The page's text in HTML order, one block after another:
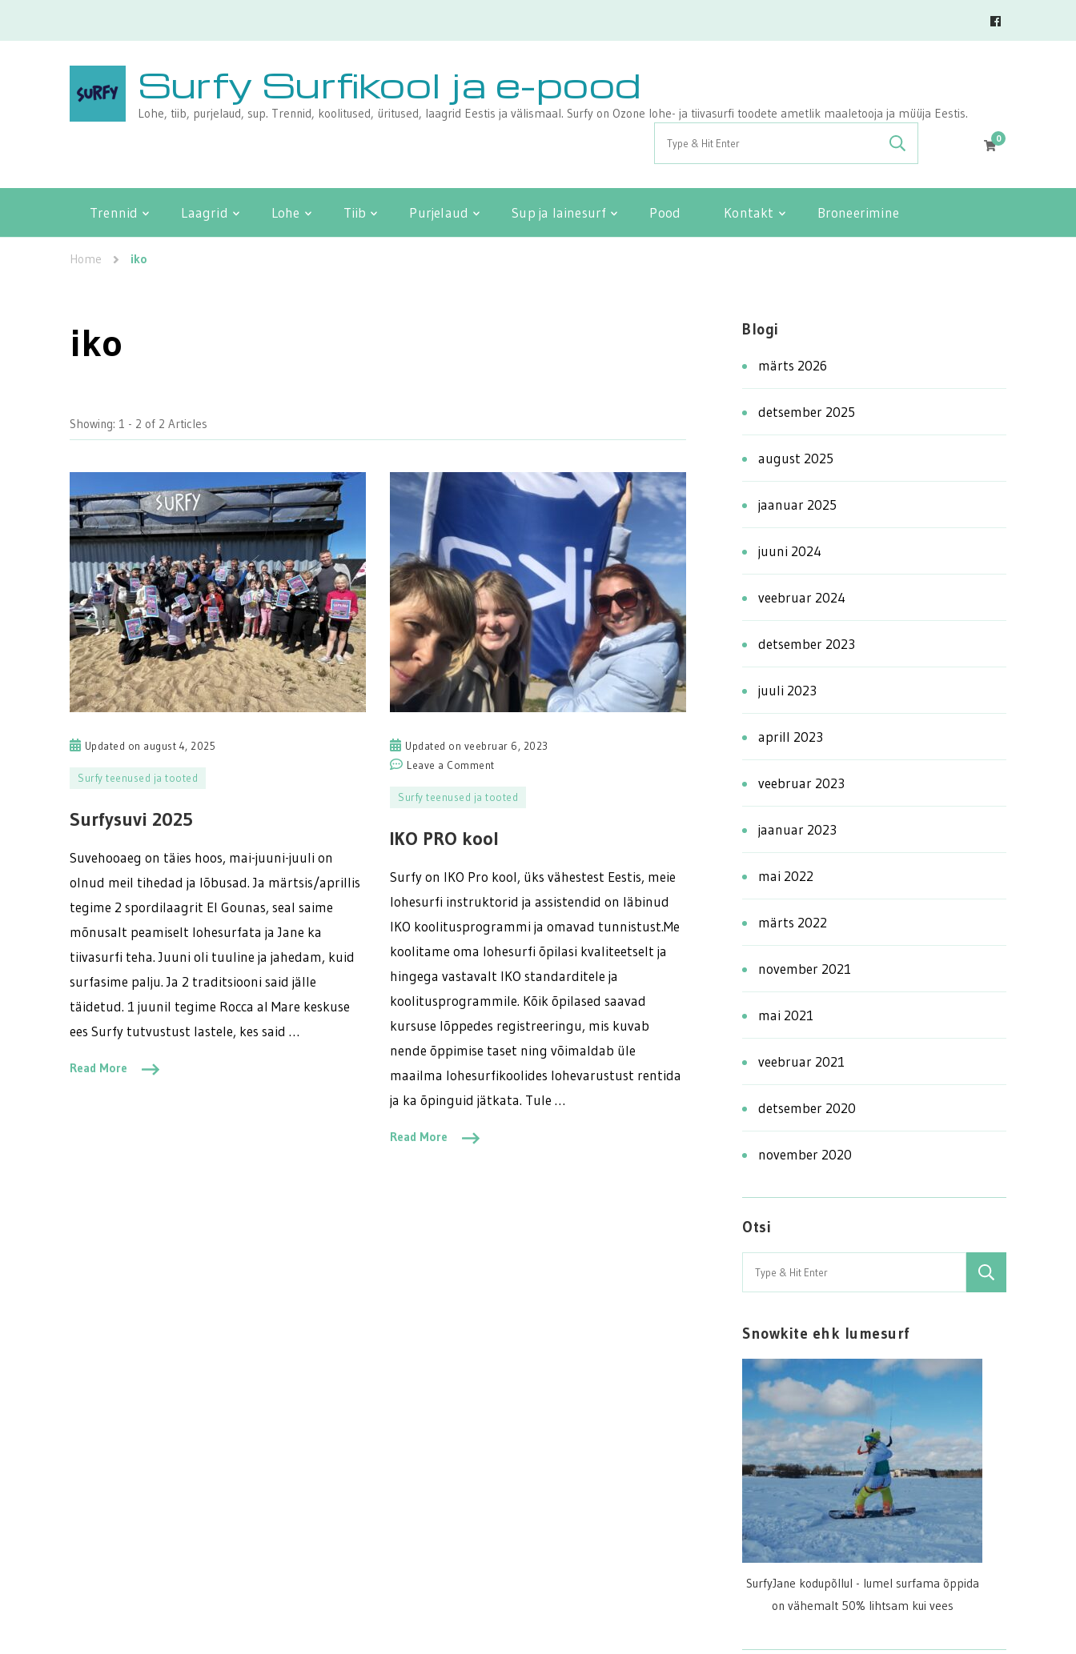
Surfy Surfikool ja e-pood
Lohe, tiib, purjelaud, sup. Trennid, koolitused, üritused, laagrid Eestis ja välismaal. Surfy on Ozone lohe- ja tiivasurfi toodete ametlik maaletooja ja müüja Eestis.
for:
0
Trennid Laagrid Lohe Tiib Purjelaud Sup ja lainesurf Pood Kontakt Broneerimine
Home iko
iko
Showing: 1 - 2 of 2 Articles
Updated on august 4, 2025
Surfy teenused ja tooted
Surfysuvi 2025
Suvehooaeg on täies hoos, mai-juuni-juuli on
olnud meil tihedad ja lõbusad. Ja märtsis/aprillis
tegime 2 spordilaagrit El Gounas, seal saime
mõnusalt peamiselt lohesurfata ja Jane ka
tiivasurfi teha. Juuni oli tuuline ja jahedam, kuid
surfasime palju. Ja 2 traditsiooni said jälle
täidetud. 1 juunil tegime Rocca al Mare keskuse
ees Surfy tutvustust lastele, kes said …
Read More
Updated on veebruar 6, 2023
Leave a Commenton
PRO
Surfy teenused ja tooted
IKO PRO kool
Surfy on IKO Pro kool, üks vähestest Eestis, meie
lohesurfi instruktorid ja assistendid on läbinud
IKO koolitusprogrammi ja omavad tunnistust.Me
koolitame oma lohesurfi õpilasi kvaliteetselt ja
hingega vastavalt IKO standarditele ja
koolitusprogrammile. Kõik õpilased saavad
kursuse lõppedes registreeringu, mis kuvab
nende õppimise taset ning võimaldab üle
maailma lohesurfikoolides lohevarustust rentida
ja ka õpinguid jätkata. Tule …
Read More
Blogi
märts 2026
detsember 2025
august 2025
jaanuar 2025
juuni 2024
veebruar 2024
detsember 2023
juuli 2023
aprill 2023
veebruar 2023
jaanuar 2023
mai 2022
märts 2022
november 2021
mai 2021
veebruar 2021
detsember 2020
november 2020
Otsi
Search
for:
Snowkite ehk lumesurf
SurfyJane kodupõllul - lumel surfama õppida
on vähemalt 50% lihtsam kui vees